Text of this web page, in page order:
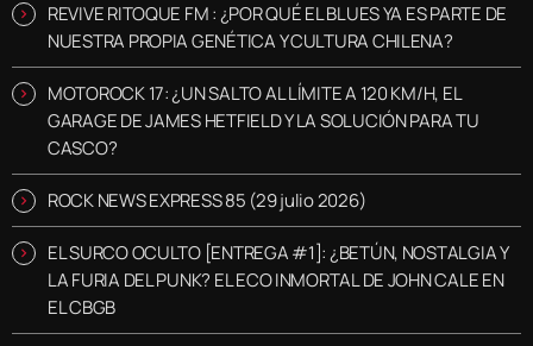
REVIVE RITOQUE FM : ¿POR QUÉ EL BLUES YA ES PARTE DE
NUESTRA PROPIA GENÉTICA Y CULTURA CHILENA?
MOTOROCK 17: ¿UN SALTO AL LÍMITE A 120 KM/H, EL
GARAGE DE JAMES HETFIELD Y LA SOLUCIÓN PARA TU
CASCO?
ROCK NEWS EXPRESS 85 (29 julio 2026)
EL SURCO OCULTO [ENTREGA #1]: ¿BETÚN, NOSTALGIA Y
LA FURIA DEL PUNK? EL ECO INMORTAL DE JOHN CALE EN
EL CBGB